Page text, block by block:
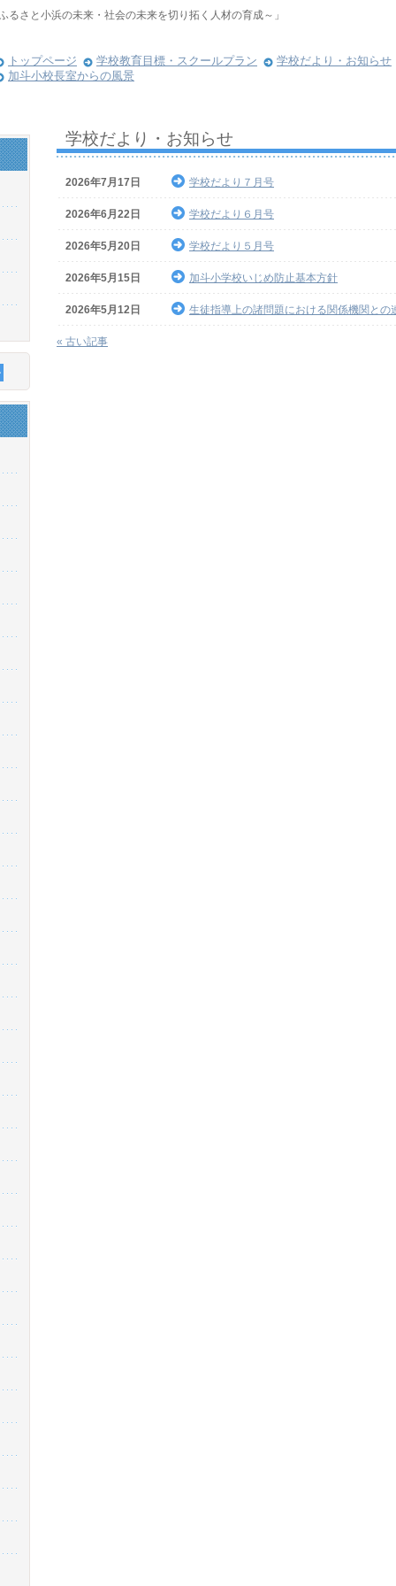
さと小浜の未来・社会の未来を切り拓く人材の育成～」
トップページ 学校教育目標・スクールプラン
学校だより・お知らせ
加斗小校長室からの風景
学校だより・お知らせ
2026年7月17日 学校だより７月号
2026年6月22日 学校だより６月号
2026年5月20日 学校だより５月号
2026年5月15日 加斗小学校いじめ防止基本方針
2026年5月12日 生徒指導上の諸問題における関係機関との
« 古い記事